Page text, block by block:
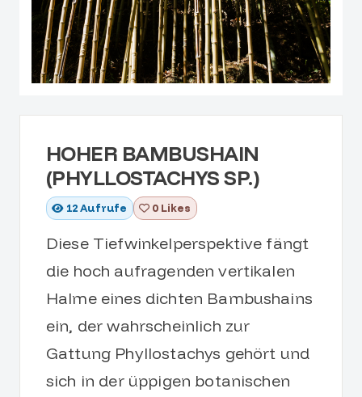
HOHER BAMBUSHAIN
(PHYLLOSTACHYS SP.)
12Aufrufe 0 Likes
Diese Tiefwinkelperspektive fängt
die hoch aufragenden vertikalen
Halme eines dichten Bambushains
ein, der wahrscheinlich zur
Gattung Phyllostachys gehört und
sich in der üppigen botanischen